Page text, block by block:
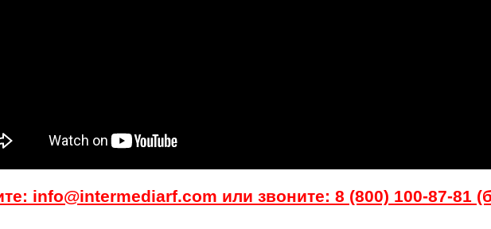
info@intermediarf.com или звоните: 8 (800) 100-87-81